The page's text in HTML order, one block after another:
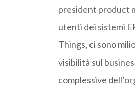
president product
utenti dei sistemi
Things, ci sono
visibilità sul
complessive